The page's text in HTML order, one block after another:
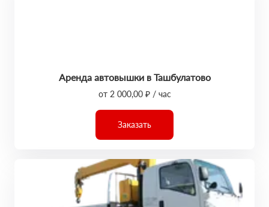
Аренда автовышки в Ташбулатово
от 2 000,00 ₽ / час
Заказать